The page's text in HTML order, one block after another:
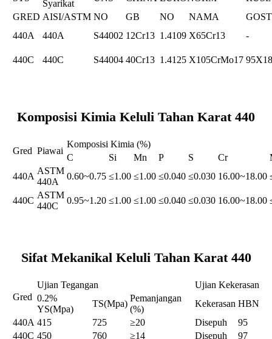
Syarikat
GRED AISI/ASTM NO GB NO NAMA
GOST
440A
440A S44002 12Cr13 1.4109 X65Cr13 -
440C 440C S44004 40Cr13 1.4125 X105CrMo17 95X18
Komposisi Kimia Keluli Tahan Karat 440
Gred Piawai
Komposisi Kimia (%)
C
Si Mn P S Cr
440A
ASTM
440A
0.60~0.75 ≤1.00 ≤1.00 ≤0.040 ≤0.030 16.00~18.00
440C
ASTM
440C
0.95~1.20 ≤1.00 ≤1.00 ≤0.040 ≤0.030 16.00~18.00
Sifat Mekanikal Keluli Tahan Karat 440
Gred
Ujian Tegangan
Ujian Kekerasan
0.2%
YS(Mpa)
TS(Mpa)
Pemanjangan
(%)
Kekerasan HBN
440A 415 725 ≥20 Disepuh
95
440C 450 760 ≥14 Disepuh 97